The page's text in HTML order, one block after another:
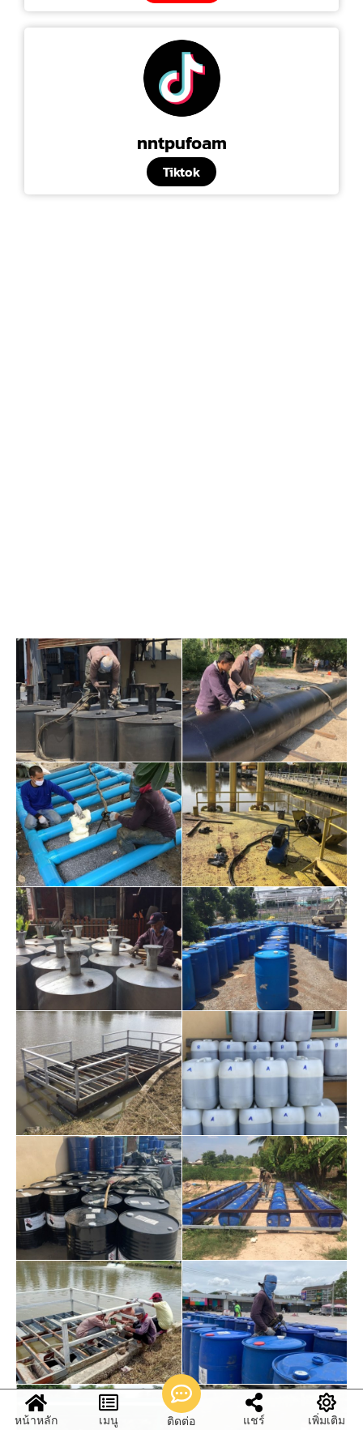
nntpufoam
Tiktok
หน้าหลัก เมนู ติดต่อ แชร์ เพิ่มเติม